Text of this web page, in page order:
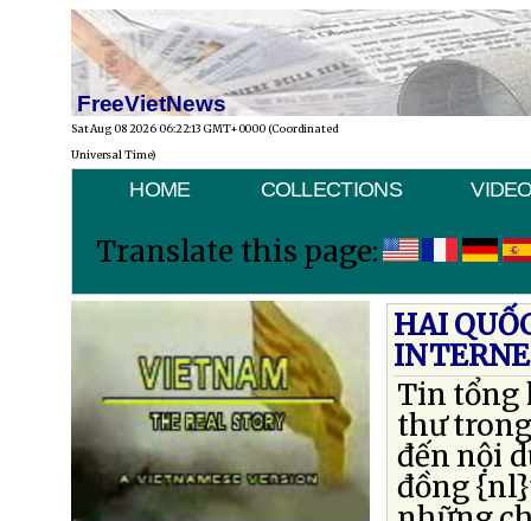
FreeVietNews
Sat Aug 08 2026 06:22:13 GMT+0000 (Coordinated
Universal Time)
HOME COLLECTIONS
Translate this page:
HAI
Tin tổng
thư
đến nội
đồng